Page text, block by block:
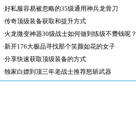
·好私服容易被忽略的35级通用神兵龙骨刀
·传奇顶级装备获取和提升方式
·火龙微变神器30级战士如何做到练级不费钱呢？
·新开176大极品寻找那个笑颜如花的女子
·分享快速获取顶级装备的方式
·独家白嫖到顶三年老战士推荐怒斩武器